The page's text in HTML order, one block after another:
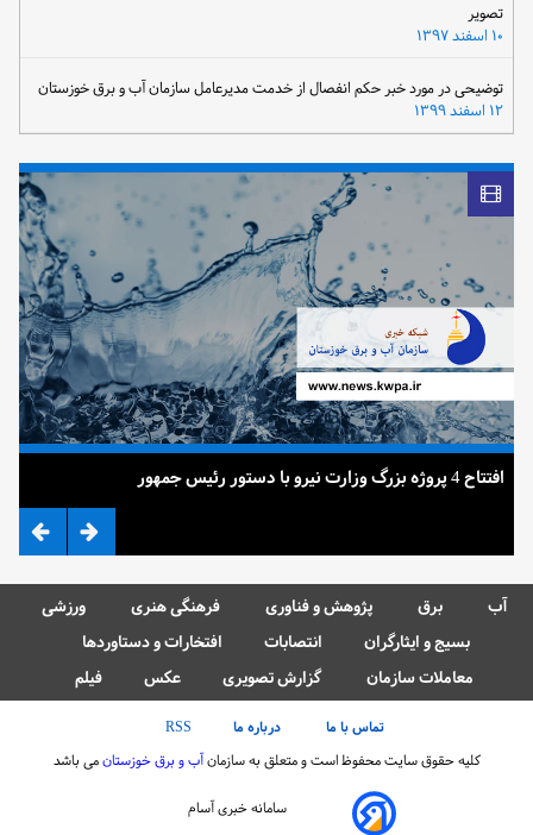
تصویر
توضیحی در مورد خبر حکم انفصال از خدمت مدیرعامل سازمان آب و برق خوزستان
۱۲ اسفند ۱۳۹۹
افتتاح 4 پروژه بزرگ وزارت نیرو با دستور رئیس جمهور
آب برق پژوهش و فناوری فرهنگی هنری
ورزشی
بسیج و ایثارگران
انتصابات
افتخارات و دستاوردها
معاملات سازمان
گزارش تصویری عکس فیلم
تماس با ما درباره ما
RSS
کلیه حقوق سایت محفوظ است و متعلق به سازمانآب و برق خوزستانمی باشد
سامانه خبری آسام